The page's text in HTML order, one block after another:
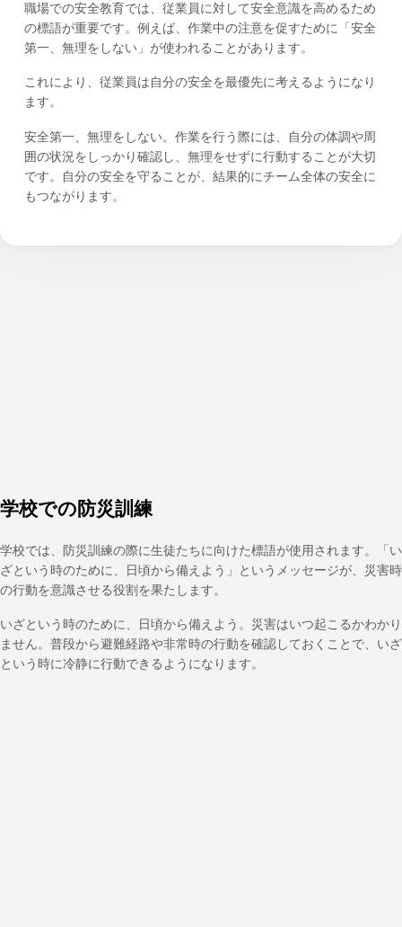
職場での安全教育では、従業員に対して安全意識を高めるため
の標語が重要です。例えば、作業中の注意を促すために「安全
第一、無理をしない」が使われることがあります。
これにより、従業員は自分の安全を最優先に考えるようになり
ます。
安全第一、無理をしない。作業を行う際には、自分の体調や周
囲の状況をしっかり確認し、無理をせずに行動することが大切
です。自分の安全を守ることが、結果的にチーム全体の安全に
もつながります。
学校での防災訓練
学校では、防災訓練の際に生徒たちに向けた標語が使用されます。「い
ざという時のために、日頃から備えよう」というメッセージが、災害時
の行動を意識させる役割を果たします。
いざという時のために、日頃から備えよう。災害はいつ起こるかわかり
ません。普段から避難経路や非常時の行動を確認しておくことで、いざ
という時に冷静に行動できるようになります。